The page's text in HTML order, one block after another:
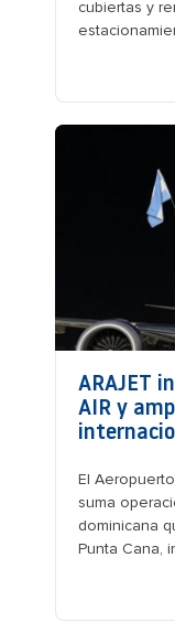
cubiertas y
ARAJET
AIR y
El
suma
dominicana
Punta Cana,